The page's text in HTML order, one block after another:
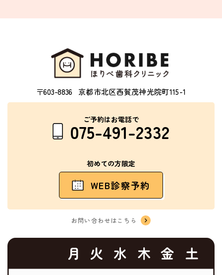
〒603-8836 京都市北区西賀茂神光院町115-1
ご予約はお電話で
075-491-2332
初めての方限定
WEB診察予約
お問い合わせはこちら